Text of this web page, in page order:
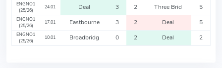
ENGNO1
(25/26)
24.01 Deal 3 2 Three Brid 5
ENGNO1
(25/26)
17.01 Eastbourne 3 2 Deal 5
ENGNO1
(25/26)
10.01 Broadbridg 0 2 Deal 2